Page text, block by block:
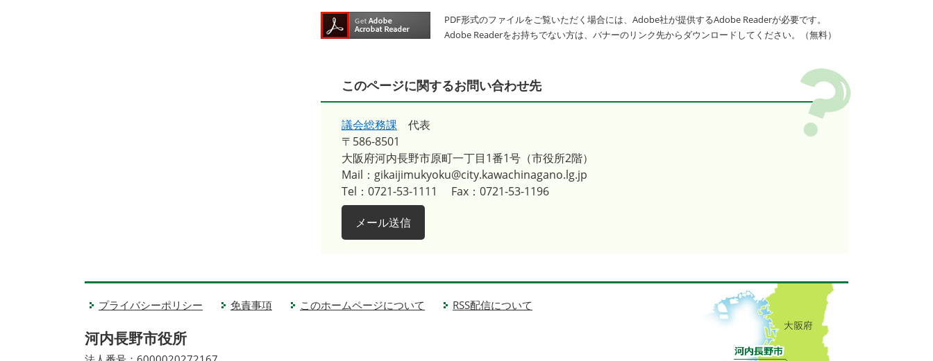
PDF形式のファイルをご覧いただく場合には、Adobe社が提供するAdobe Readerが必要です。
Adobe Readerをお持ちでない方は、バナーのリンク先からダウンロードしてください。（無料）
このページに関するお問い合わせ先
議会総務課
代表
〒586-8501
大阪府河内長野市原町一丁目1番1号（市役所2階）
Mail：gikaijimukyoku@city.kawachinagano.lg.jp
Tel：0721-53-1111
Fax：0721-53-1196
メール送信
プライバシーポリシー 免責事項 このホームページについて RSS配信について
河内長野市役所